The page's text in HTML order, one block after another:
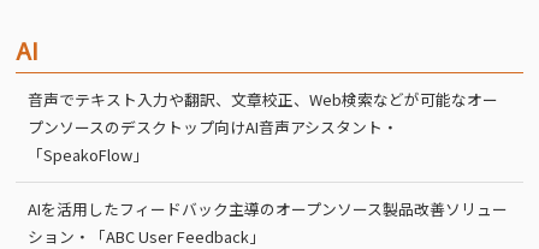
AI
音声でテキスト入力や翻訳、文章校正、Web検索などが可能なオー
プンソースのデスクトップ向けAI音声アシスタント・
「SpeakoFlow」
AIを活用したフィードバック主導のオープンソース製品改善ソリュー
ション・「ABC User Feedback」